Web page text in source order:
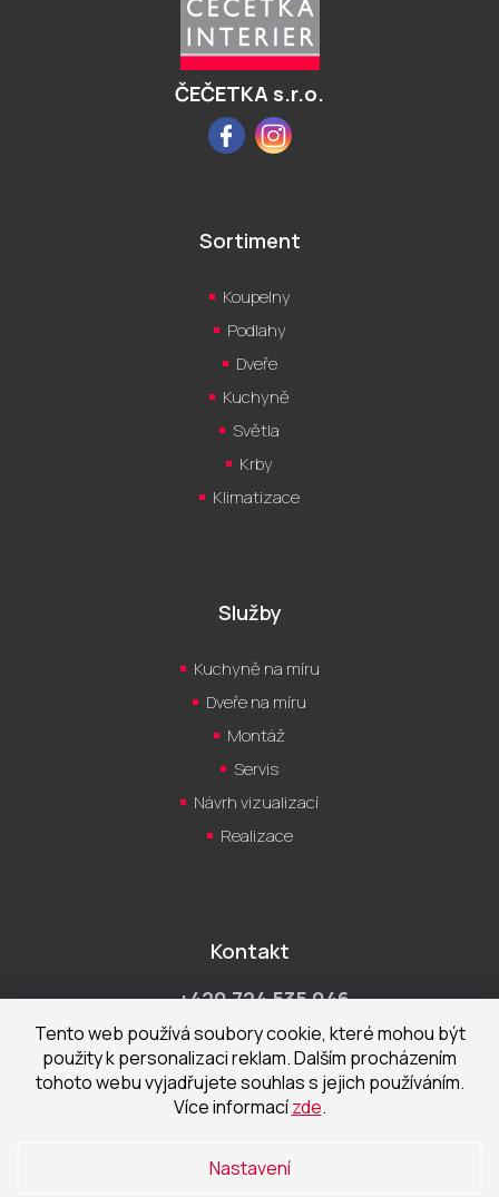
Tento web používá soubory cookie, které mohou být
použity k personalizaci reklam. Dalším procházením
tohoto webu vyjadřujete souhlas s jejich používáním.
Více informacízde.
Nastavení
ČEČETKA s.r.o.
FacebookInstagram
Sortiment
Koupelny
Podlahy
Dveře
Kuchyně
Světla
Krby
Klimatizace
Služby
Kuchyně na míru
Dveře na míru
Montáž
Servis
Návrh vizualizací
Realizace
Kontakt
+420 724 535 046
Po-Pá 9:00 - 18:00 hod
obchod@cecetka.cz
370 01 České Budějovice